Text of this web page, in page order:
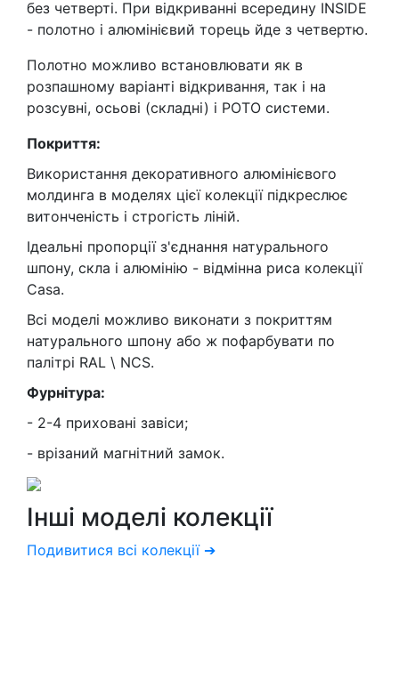
без четверті. При відкриванні всередину INSIDE
- полотно і алюмінієвий торець йде з четвертю.
Полотно можливо встановлювати як в
розпашному варіанті відкривання, так і на
розсувні, осьові (складні) і РОТО системи.
Покриття:
Використання декоративного алюмінієвого
молдинга в моделях цієї колекції підкреслює
витонченість і строгість ліній.
Ідеальні пропорції з'єднання натурального
шпону, скла і алюмінію - відмінна риса колекції
Casa.
Всі моделі можливо виконати з покриттям
натурального шпону або ж пофарбувати по
палітрі RAL \ NCS.
Фурнітура:
- 2-4 приховані завіси;
- врізаний магнітний замок.
Інші моделі колекції
Подивитися всі колекції ➔